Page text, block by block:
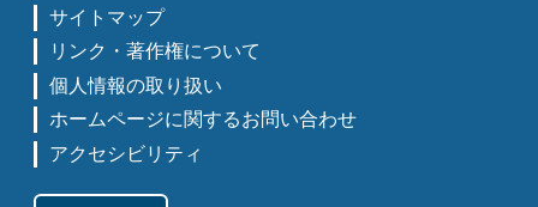
サイトマップ
リンク・著作権について
個人情報の取り扱い
ホームページに関するお問い合わせ
アクセシビリティ